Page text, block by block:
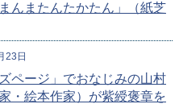
んまたんたかたん」（紙芝
23日
ページ」でおなじみの山村
・絵本作家）が紫綬褒章を